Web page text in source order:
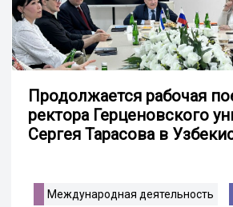
Продолжается рабочая
ректора Герценовского
Сергея Тарасова в
Международная деятельность